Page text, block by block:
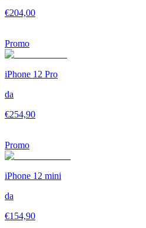
€204,00
Promo
iPhone 12 Pro
da
€254,90
Promo
iPhone 12 mini
da
€154,90